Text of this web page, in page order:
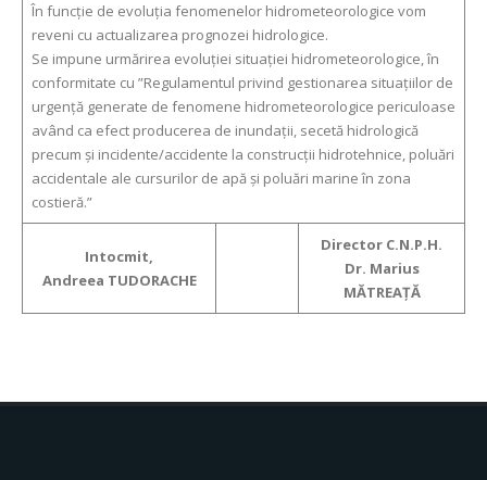
În funcţie de evoluţia fenomenelor hidrometeorologice vom
reveni cu actualizarea prognozei hidrologice.
Se impune urmărirea evoluţiei situaţiei hidrometeorologice, în
conformitate cu ”Regulamentul privind gestionarea situaţiilor de
urgenţă generate de fenomene hidrometeorologice periculoase
având ca efect producerea de inundaţii, secetă hidrologică
precum şi incidente/accidente la construcţii hidrotehnice, poluări
accidentale ale cursurilor de apă şi poluări marine în zona
costieră.”
Intocmit,
Andreea TUDORACHE
Director C.N.P.H.
Dr. Marius
MĂTREAȚĂ